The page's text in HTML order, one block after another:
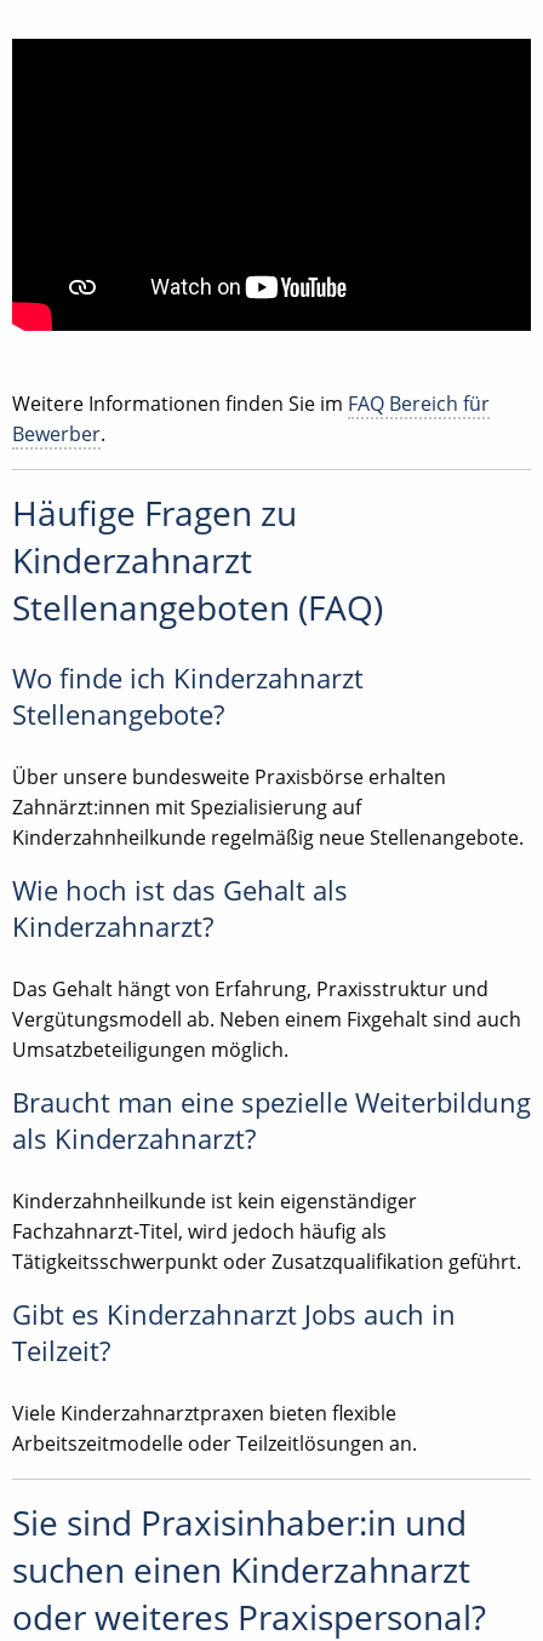
Weitere Informationen finden Sie im FAQ Bereich für
Bewerber.
Häufige Fragen zu
Kinderzahnarzt
Stellenangeboten (FAQ)
Wo finde ich Kinderzahnarzt
Stellenangebote?
Über unsere bundesweite Praxisbörse erhalten
Zahnärzt:innen mit Spezialisierung auf
Kinderzahnheilkunde regelmäßig neue Stellenangebote.
Wie hoch ist das Gehalt als
Kinderzahnarzt?
Das Gehalt hängt von Erfahrung, Praxisstruktur und
Vergütungsmodell ab. Neben einem Fixgehalt sind auch
Umsatzbeteiligungen möglich.
Braucht man eine spezielle Weiterbildung
als Kinderzahnarzt?
Kinderzahnheilkunde ist kein eigenständiger
Fachzahnarzt-Titel, wird jedoch häufig als
Tätigkeitsschwerpunkt oder Zusatzqualifikation geführt.
Gibt es Kinderzahnarzt Jobs auch in
Teilzeit?
Viele Kinderzahnarztpraxen bieten flexible
Arbeitszeitmodelle oder Teilzeitlösungen an.
Sie sind Praxisinhaber:in und
suchen einen Kinderzahnarzt
oder weiteres Praxispersonal?